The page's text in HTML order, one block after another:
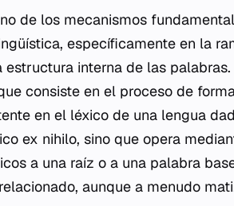
de los mecanismos
específicamente en la
interna de las
consiste en el proceso de
en el léxico de una lengua
ex nihilo, sino que opera
a una raíz o a una palabra
aunque a menudo